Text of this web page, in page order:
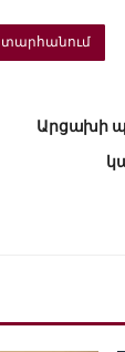
տարհանում
Արցախի